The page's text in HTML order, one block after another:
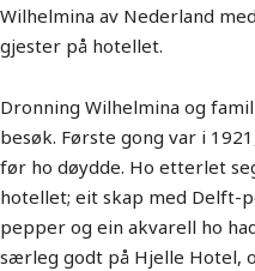
Wilhelmina av Nederland
gjester på hotellet.
Dronning Wilhelmina og
besøk. Første gong var i
før ho døydde. Ho etterlet
hotellet; eit skap med Delft-
pepper og ein akvarell ho
særleg godt på Hjelle Hotel,